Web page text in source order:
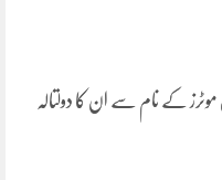
کے نام سے ان کا دولتالہ